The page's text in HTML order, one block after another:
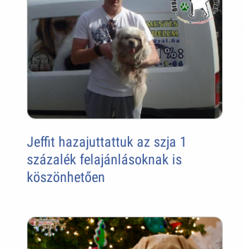
Jeffit hazajuttattuk az szja 1
százalék felajánlásoknak is
köszönhetően